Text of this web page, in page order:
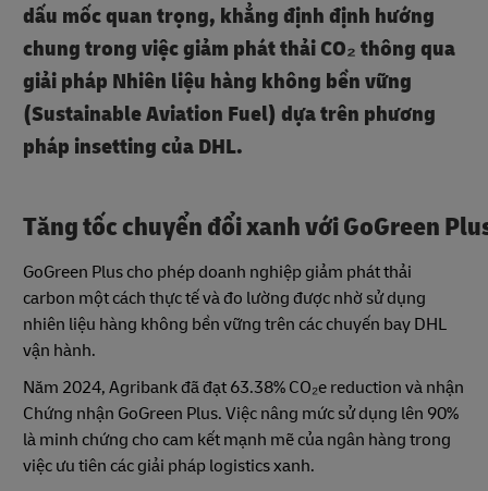
dấu mốc quan trọng, khẳng định định hướng
chung trong việc giảm phát thải CO₂ thông qua
giải pháp Nhiên liệu hàng không bền vững
(Sustainable Aviation Fuel) dựa trên phương
pháp insetting của DHL.
Tăng tốc chuyển đổi xanh với GoGreen
GoGreen Plus cho phép doanh nghiệp giảm phát thải
carbon một cách thực tế và đo lường được nhờ sử dụng
nhiên liệu hàng không bền vững trên các chuyến bay DHL
vận hành.
Năm 2024, Agribank đã đạt 63.38% CO₂e reduction và nhận
Chứng nhận GoGreen Plus. Việc nâng mức sử dụng lên 90%
là minh chứng cho cam kết mạnh mẽ của ngân hàng trong
việc ưu tiên các giải pháp logistics xanh.